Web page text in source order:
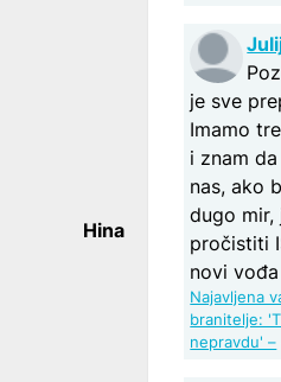
Hina
je sve
Imamo
i znam
nas, ako
dugo mir,
pročistiti
novi
Najavljena
branitelje:
nepravdu' –